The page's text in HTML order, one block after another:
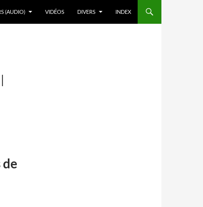
(AUDIO) VIDÉOS DIVERS INDEX